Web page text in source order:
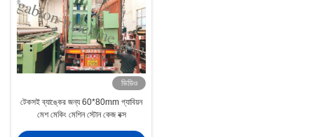
ভিডিও
টেকসই ব্যাঙ্কের জন্য 60*80mm গ্যাবিয়ন
মেশ মেকিং মেশিন স্টোন কেজ বক্স